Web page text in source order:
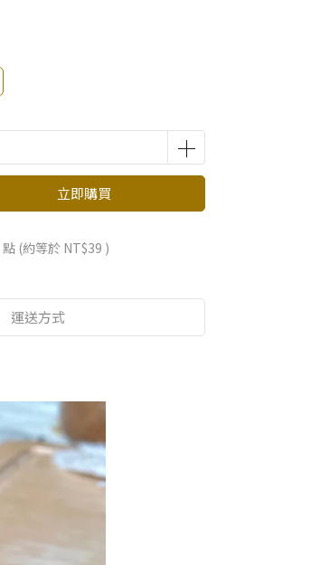
立即購買
點 (約等於 NT$39 )
運送方式